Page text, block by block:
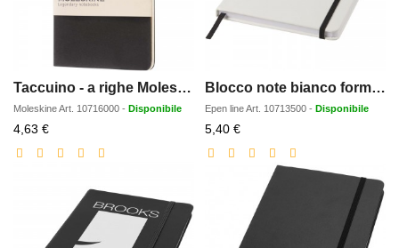
Taccuino - a righe Moleskine Cahier PK
MoleskineArt. 10716000 - Disponibile
4,63 €Prezzo
scontato
Blocco note bianco formato A5 con elastico colorato Spectrum
Epen lineArt. 10713500 - Disponibile
5,40 €Prezzo
scontato